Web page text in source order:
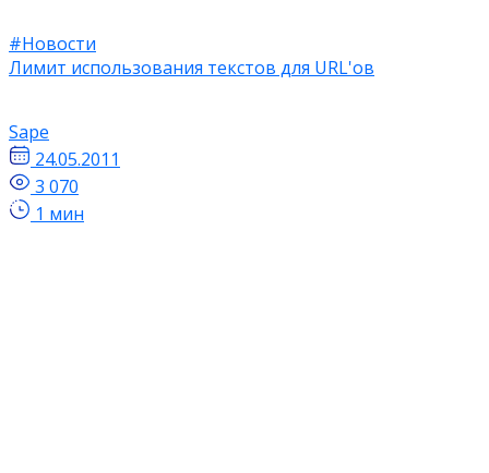
#Новости
Лимит использования текстов для URL'ов
Sape
24.05.2011
3 070
1 мин